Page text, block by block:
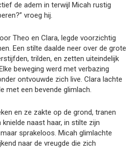
de adem in terwijl Micah rustig
vroeg hij.
Theo en Clara, legde voorzichtig
Een stilte daalde neer over de grote
trilden, en zetten uiteindelijk
beweging werd met verbazing
ontvouwde zich live. Clara lachte
met een bevende glimlach.
en ze zakte op de grond, tranen
knielde naast haar, in stilte zijn
sprakeloos. Micah glimlachte
naar de vreugde die zich